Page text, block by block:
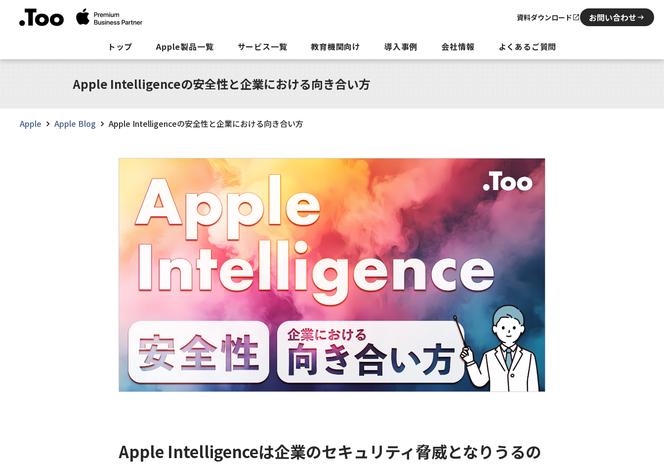
トップ Apple製品一覧 サービス一覧 教育機関向け 導入事例 会社情報 よくあるご質問
資料ダウンロード お問い合わせ
Apple Intelligenceの安全性と企業における向き合い方
Apple Apple Blog Apple Intelligenceの安全性と企業における向き合い方
Apple Intelligenceは企業のセキュリティ脅威となりうるの